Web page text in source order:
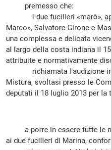
premesso che:
i due fucilieri «marò»,
Marco», Salvatore Girone e
una complessa e delicata
al largo della costa indiana il
attribuite e normativamente
richiamata l'audizione
Mistura, svoltasi presso le
deputati il 18 luglio 2013 per
a porre in essere tutte le
ai due fucilieri di Marina,